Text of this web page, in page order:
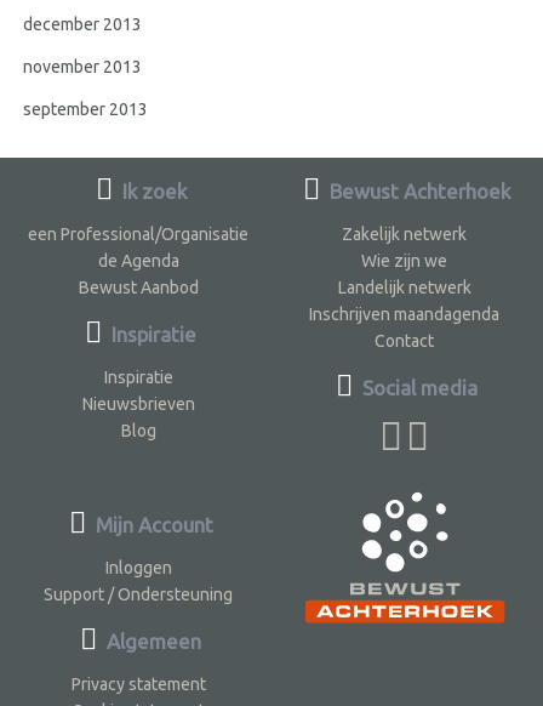
december 2013
november 2013
september 2013
Ik zoek
een Professional/Organisatie
de Agenda
Bewust Aanbod
Inspiratie
Inspiratie
Nieuwsbrieven
Blog
Bewust Achterhoek
Zakelijk netwerk
Wie zijn we
Landelijk netwerk
Inschrijven maandagenda
Contact
Social media
Mijn Account
Inloggen
Support / Ondersteuning
Algemeen
Privacy statement